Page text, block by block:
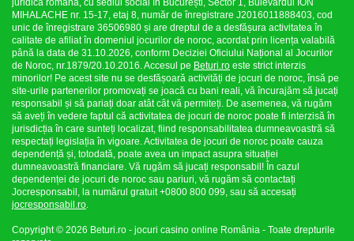
juridică română, cu sediul social în București, Sector 1, Bulevardul ION
MIHALACHE nr. 15-17, etaj 8, număr de înregistrare J2016011888403, cod
unic de înregistrare 36506980 și are dreptul de a desfășura activitatea în
calitate de afiliat în domeniul jocurilor de noroc, acordat prin licența valabilă
până la data de 31.10.2026, conform Deciziei Oficiului Național al Jocurilor
de Noroc, nr.1879/20.10.2016. Accesul pe Beturi.ro este strict interzis
minorilor! Pe acest site nu se desfășoară activități de jocuri de noroc, însă pe
site-urile partenerilor promovați se joacă cu bani reali, vă încurajăm să jucați
responsabil și să pariați doar atât cât vă permiteți. De asemenea, vă rugăm
să aveți în vedere faptul că activitatea de jocuri de noroc poate fi interzisă în
jurisdicția în care sunteți localizat, fiind responsabilitatea dumneavoastră să
respectați legislația în vigoare. Activitatea de jocuri de noroc poate cauza
dependență și, totodată, poate avea un impact asupra situației
dumneavoastră financiare. Vă rugăm să jucați responsabil! În cazul
dependenței de jocuri de noroc sau pariuri, vă rugăm să contactați
Jocresponsabil, la numărul gratuit +0800 800 099, sau să accesați
jocresponsabil.ro.
Copyright © 2026 Beturi.ro - jocuri casino online România - Toate drepturile